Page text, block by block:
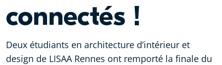
connectés !
Deux étudiants en architecture d’intérieur et
design de LISAA Rennes ont remporté la finale du